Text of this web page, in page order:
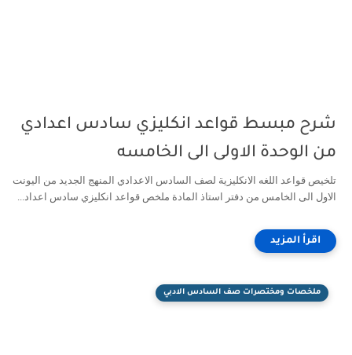
شرح مبسط قواعد انكليزي سادس اعدادي
من الوحدة الاولى الى الخامسه
تلخيص قواعد اللغه الانكليزية لصف السادس الاعدادي المنهج الجديد من اليونت
الاول الى الخامس من دفتر استاذ المادة ملخص قواعد انكليزي سادس اعداد...
ملخصات ومختصرات صف السادس الادبي